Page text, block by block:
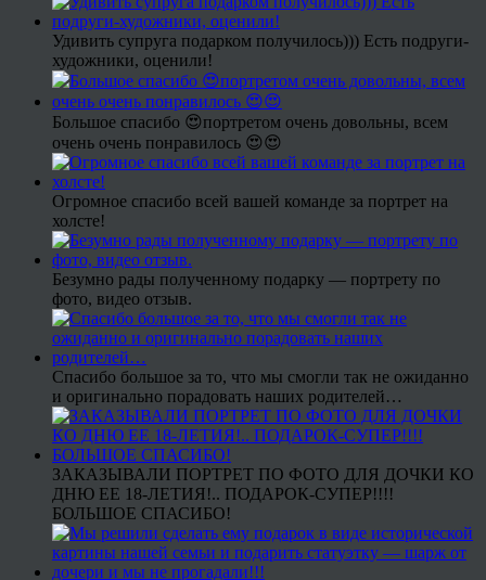
Удивить супруга подарком получилось))) Есть подруги-
художники, оценили!
Большое спасибо 😍портретом очень довольны, всем
очень очень понравилось 😍😍
Огромное спасибо всей вашей команде за портрет на
холсте!
Безумно рады полученному подарку — портрету по
фото, видео отзыв.
Спасибо большое за то, что мы смогли так не ожиданно
и оригинально порадовать наших родителей…
ЗАКАЗЫВАЛИ ПОРТРЕТ ПО ФОТО ДЛЯ ДОЧКИ КО
ДНЮ ЕЕ 18-ЛЕТИЯ!.. ПОДАРОК-СУПЕР!!!!
БОЛЬШОЕ СПАСИБО!